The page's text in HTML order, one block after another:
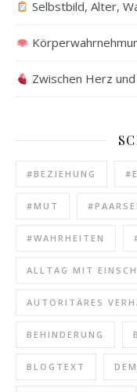
Selbstbild, Alter,
Zwischen Herz
#BEZIEHUNG
#MUT
#WAHRHEITEN
ALLTAG MIT
AUTORITÄRES
BEHINDERUNG
BLOGTEXT